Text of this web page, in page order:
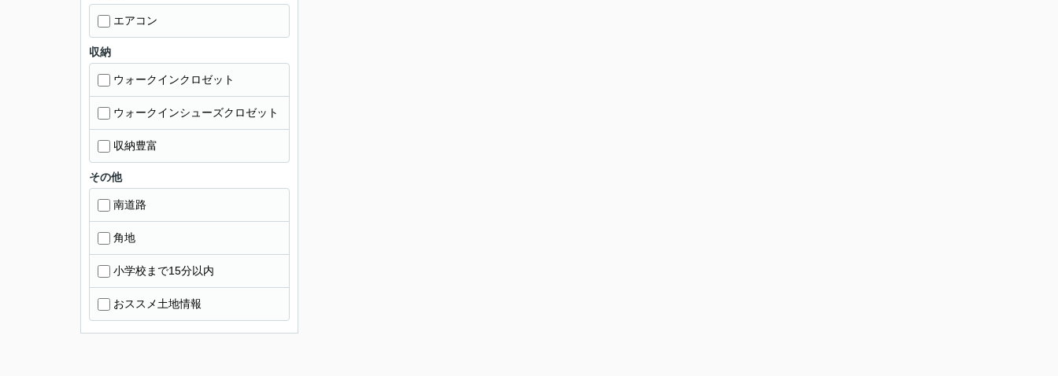
エアコン
収納
ウォークインクロゼット
ウォークインシューズクロゼット
収納豊富
その他
南道路
角地
小学校まで15分以内
おススメ土地情報